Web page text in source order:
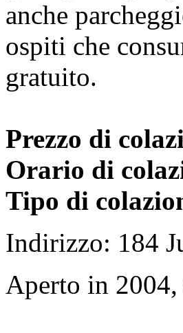
anche
ospiti che
gratuito.
Prezzo di
Orario di
Tipo di
Indirizzo: 184
Aperto in